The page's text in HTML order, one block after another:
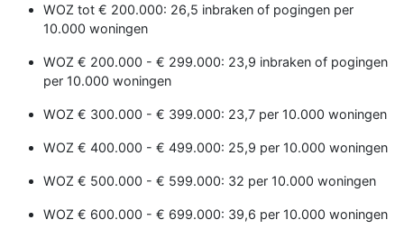
WOZ tot € 200.000: 26,5 inbraken of pogingen per
10.000 woningen
WOZ € 200.000 - € 299.000: 23,9 inbraken of pogingen
per 10.000 woningen
WOZ € 300.000 - € 399.000: 23,7 per 10.000 woningen
WOZ € 400.000 - € 499.000: 25,9 per 10.000 woningen
WOZ € 500.000 - € 599.000: 32 per 10.000 woningen
WOZ € 600.000 - € 699.000: 39,6 per 10.000 woningen